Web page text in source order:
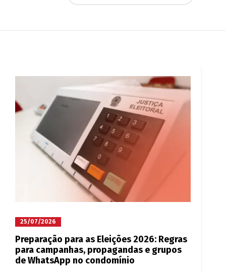
25/07/2026
Preparação para as Eleições 2026: Regras
para campanhas, propagandas e grupos
de WhatsApp no condomínio